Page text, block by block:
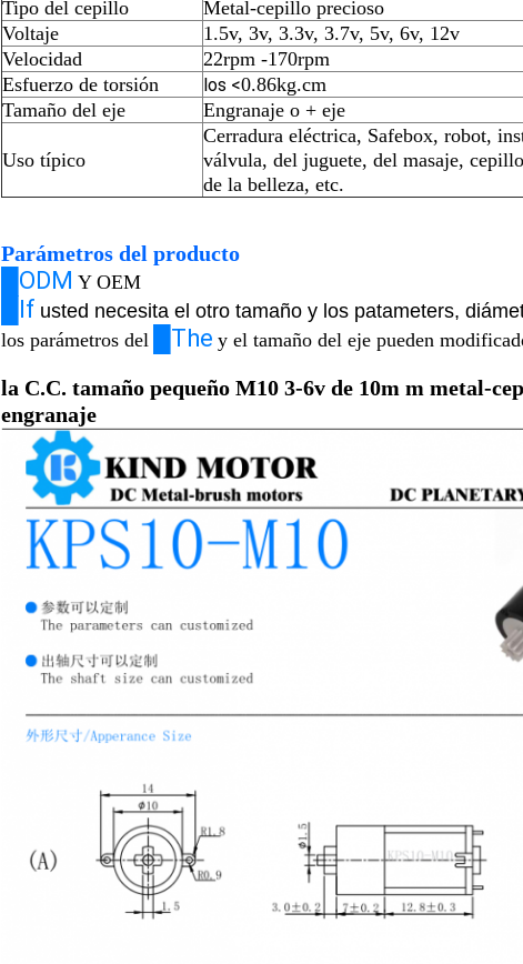
Tipo del cepillo
Metal-cepillo precioso
Voltaje
1.5v, 3v, 3.3v, 3.7v, 5v, 6v, 12v
Velocidad
22rpm -170rpm
Esfuerzo de torsión
los <0.86kg.cm
Tamaño del eje
Engranaje o + eje
Uso típico
Cerradura eléctrica, Safebox, robot,
válvula, del juguete, del masaje,
de la belleza, etc.
Parámetros del producto
█ODM Y OEM
█If usted necesita el otro tamaño y los patameters,
los parámetros del
█The y el tamaño del eje pueden
la C.C. tamaño pequeño M10 3-6v de 10m m metal-
engranaje